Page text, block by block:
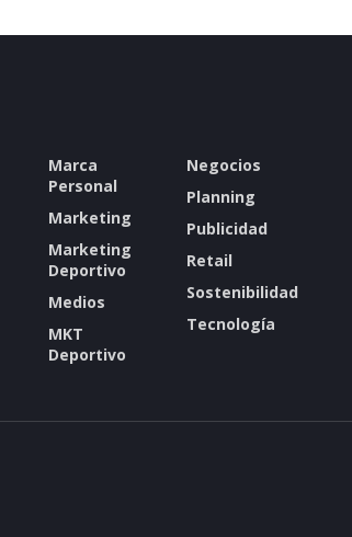
Marca
Personal
Marketing
Marketing
Deportivo
Medios
MKT
Deportivo
Negocios
Planning
Publicidad
Retail
Sostenibilidad
Tecnología